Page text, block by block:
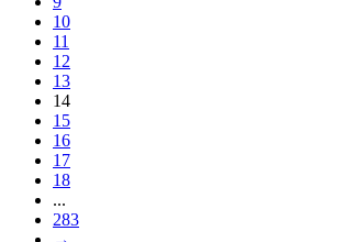
10
11
12
13
14
15
16
17
18
...
283